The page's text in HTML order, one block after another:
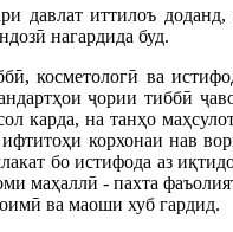
давлат иттилоъ
нагардида буд.
косметологӣ ва
ҷории тиббӣ
карда, на танҳо
корхонаи нав
бо истифода аз
маҳаллӣ - пахта
ва маоши хуб гардид.